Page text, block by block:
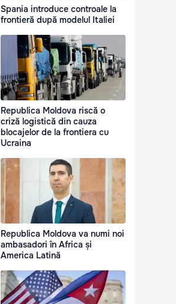
Spania introduce controale la
frontieră după modelul Italiei
Republica Moldova riscă o
criză logistică din cauza
blocajelor de la frontiera cu
Ucraina
Republica Moldova va numi noi
ambasadori în Africa și
America Latină